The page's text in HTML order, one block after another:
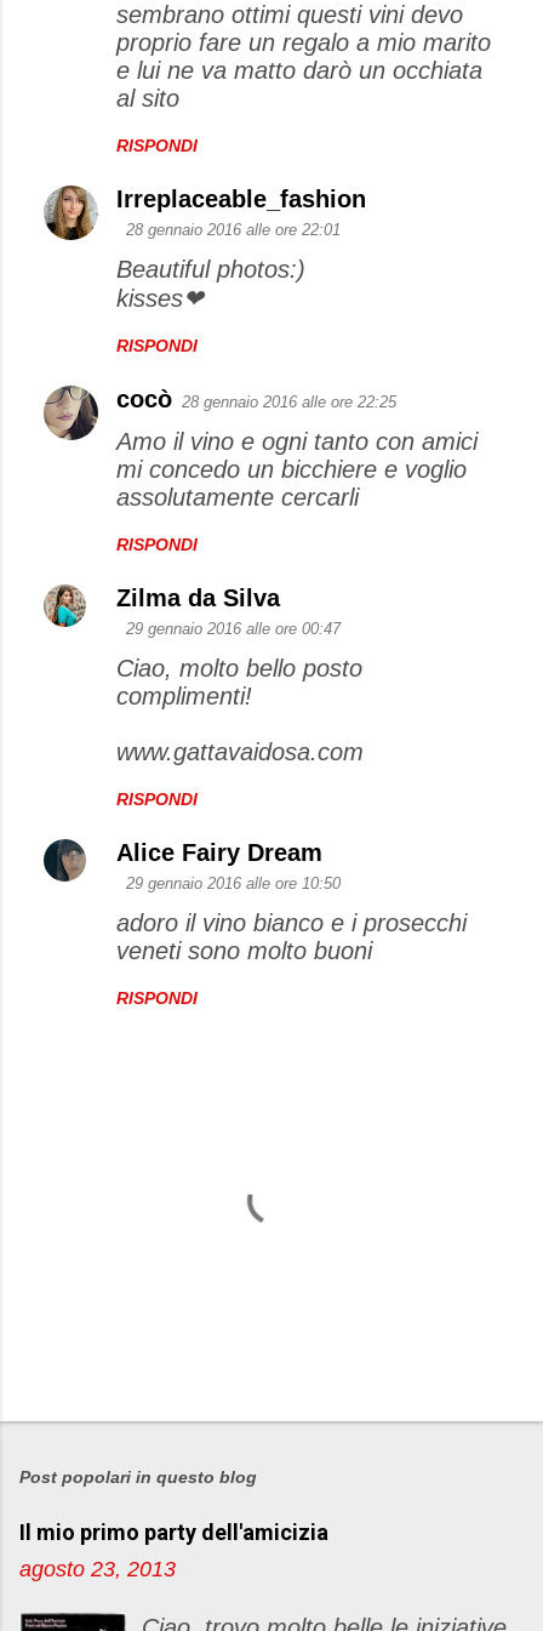
sembrano ottimi questi vini devo
proprio fare un regalo a mio marito
e lui ne va matto darò un occhiata
al sito
RISPONDI
Irreplaceable_fashion
28 gennaio 2016 alle ore 22:01
Beautiful photos:)
kisses❤
RISPONDI
cocò 28 gennaio 2016 alle ore 22:25
Amo il vino e ogni tanto con amici
mi concedo un bicchiere e voglio
assolutamente cercarli
RISPONDI
Zilma da Silva
29 gennaio 2016 alle ore 00:47
Ciao, molto bello posto
complimenti!
www.gattavaidosa.com
RISPONDI
Alice Fairy Dream
29 gennaio 2016 alle ore 10:50
adoro il vino bianco e i prosecchi
veneti sono molto buoni
RISPONDI
P
s
a
u
c
Post popolari in questo blog
Il mio primo party dell'amicizia
agosto 23, 2013